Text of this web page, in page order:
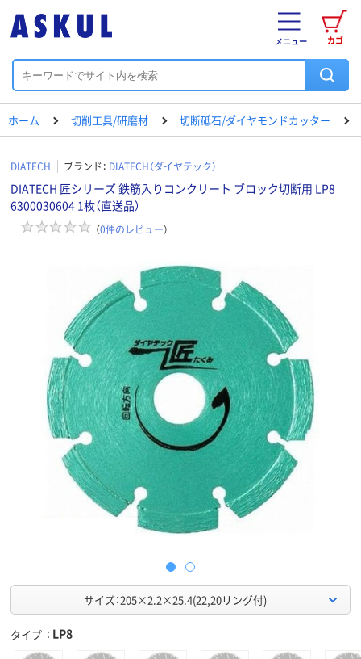
カゴ
メニュー
ホーム 切削工具/研磨材 切断砥石/ダイヤモンドカッター
DIATECH ブランド： DIATECH（ダイヤテック）
DIATECH 匠シリーズ 鉄筋入りコンクリート ブロック切断用 LP8
6300030604 1枚（直送品）
（0件のレビュー）
サイズ：205×2.2×25.4(22,20リング付)
タイプ LP8